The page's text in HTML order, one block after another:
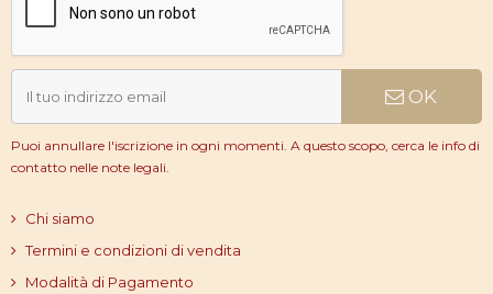
OK
Puoi annullare l'iscrizione in ogni momenti. A questo scopo, cerca le info di
contatto nelle note legali.
Chi siamo
Termini e condizioni di vendita
Modalità di Pagamento